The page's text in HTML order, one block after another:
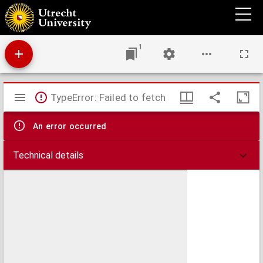
Verklaring der plaat 'De christinnereize naar de eeuwigheid' volgens Bunyan.
1
Mirador
viewer
TypeError: Failed to fetch
An error occurred
Technical details